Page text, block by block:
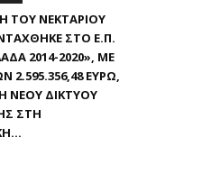
ΤΟΥ ΝΕΚΤΆΡΙΟΥ
ΣΤΟ Ε.Π.
2014-2020», ΜΕ
2.595.356,48 ΕΥΡΏ,
ΝΈΟΥ ΔΙΚΤΎΟΥ
ΣΤΗ